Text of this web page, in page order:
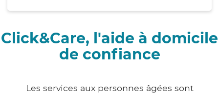
Click&Care, l'aide à domicile
de confiance
Les services aux personnes âgées sont